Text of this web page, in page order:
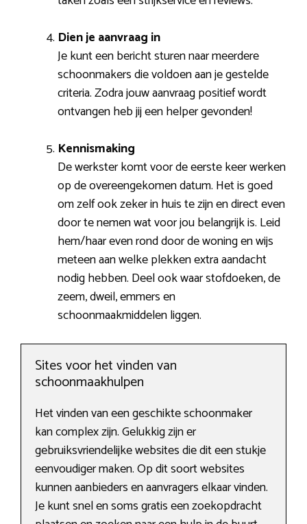
Dien je aanvraag in
Je kunt een bericht sturen naar meerdere
schoonmakers die voldoen aan je gestelde
criteria. Zodra jouw aanvraag positief wordt
ontvangen heb jij een helper gevonden!
Kennismaking
De werkster komt voor de eerste keer werken
op de overeengekomen datum. Het is goed
om zelf ook zeker in huis te zijn en direct even
door te nemen wat voor jou belangrijk is. Leid
hem/haar even rond door de woning en wijs
meteen aan welke plekken extra aandacht
nodig hebben. Deel ook waar stofdoeken, de
zeem, dweil, emmers en
schoonmaakmiddelen liggen.
Sites voor het vinden van
schoonmaakhulpen
Het vinden van een geschikte schoonmaker
kan complex zijn. Gelukkig zijn er
gebruiksvriendelijke websites die dit een stukje
eenvoudiger maken. Op dit soort websites
kunnen aanbieders en aanvragers elkaar vinden.
Je kunt snel en soms gratis een zoekopdracht